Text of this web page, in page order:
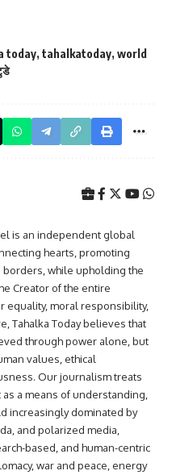
today, tahalkatoday, world
is an independent global
hearts, promoting
while upholding the
Creator of the entire
moral responsibility,
Tahalka Today believes that
through power alone, but
values, ethical
Our journalism treats
a means of understanding,
increasingly dominated by
and polarized media,
based, and human-centric
war and peace, energy